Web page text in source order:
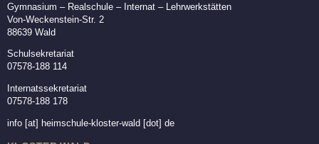
Gymnasium – Realschule – Internat – Lehrwerkstätten
Von-Weckenstein-Str. 2
88639 Wald
Schulsekretariat
07578-188 114
Internatssekretariat
07578-188 178
info [at] heimschule-kloster-wald [dot] de